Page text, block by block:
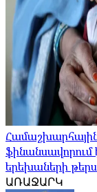
երեխաների
ԱՌԱՋԱՐԿ